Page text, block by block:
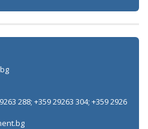
288; +359 29263 304; +359 2926